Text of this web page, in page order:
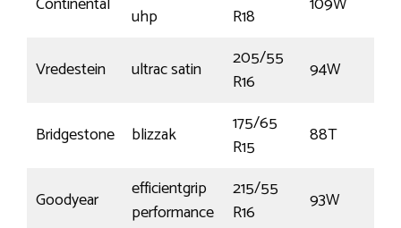
uhp
R18
Vredestein ultrac satin
205/55
R16
94W
Bridgestone blizzak
175/65
R15
88T
Goodyear
efficientgrip
performance
215/55
R16
93W